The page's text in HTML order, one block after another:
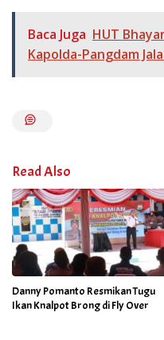
Baca Juga HUT
Kapolda-Pangdam
Read Also
Danny Pomanto Resmikan Tugu
Ikan Knalpot Brong di Fly Over